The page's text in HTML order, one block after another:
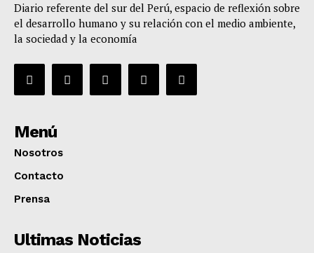
Diario referente del sur del Perú, espacio de reflexión sobre
el desarrollo humano y su relación con el medio ambiente,
la sociedad y la economía
Menú
Nosotros
Contacto
Prensa
Ultimas Noticias